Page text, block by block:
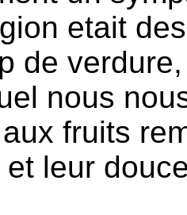
etait
de
nous
fruits
leur